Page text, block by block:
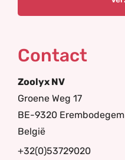
Contact
Zoolyx NV
Groene Weg 17
BE-9320 Erembodegem
België
+32(0)53729020